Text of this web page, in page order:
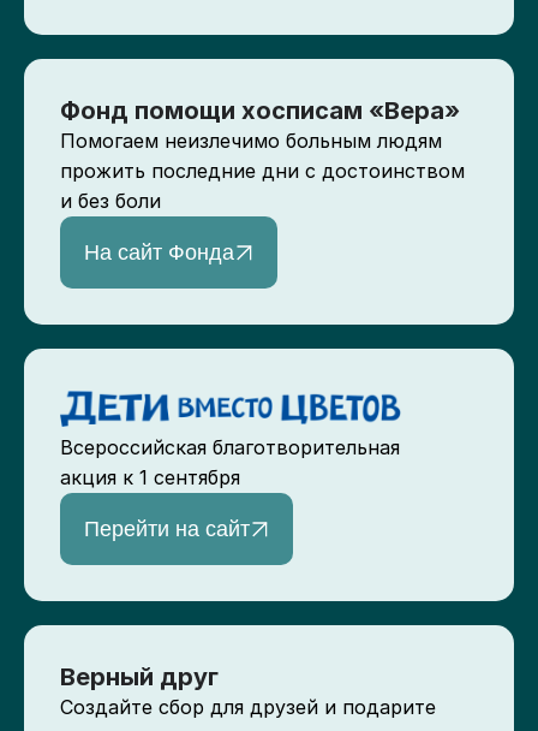
Фонд помощи хосписам «Вера»
Помогаем неизлечимо больным людям
прожить последние дни с достоинством
и без боли
На сайт Фонда
Всероссийская благотворительная
акция к 1 сентября
Перейти на сайт
Верный друг
Создайте сбор для друзей и подарите